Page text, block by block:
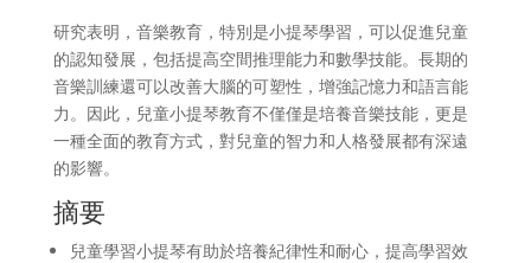
研究表明，音樂教育，特別是小提琴學習，可以促進兒童
的認知發展，包括提高空間推理能力和數學技能。長期的
音樂訓練還可以改善大腦的可塑性，增強記憶力和語言能
力。因此，兒童小提琴教育不僅僅是培養音樂技能，更是
一種全面的教育方式，對兒童的智力和人格發展都有深遠
的影響。
摘要
兒童學習小提琴有助於培養紀律性和耐心，提高學習效